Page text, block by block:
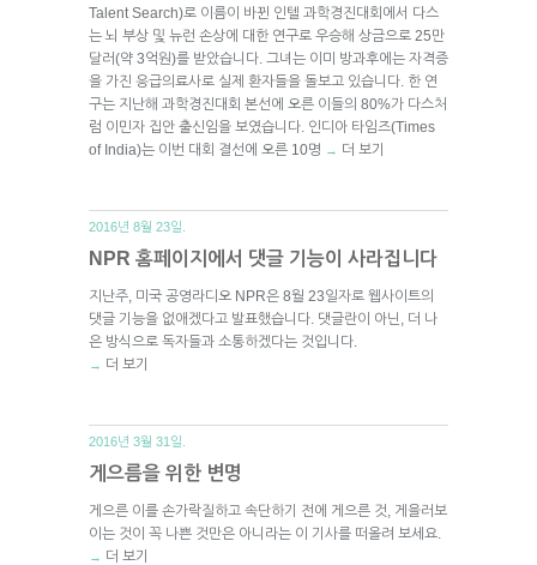
Talent Search)로 이름이 바뀐 인텔 과학경진대회에서 다스
는 뇌 부상 및 뉴런 손상에 대한 연구로 우승해 상금으로 25만
달러(약 3억원)를 받았습니다. 그녀는 이미 방과후에는 자격증
을 가진 응급의료사로 실제 환자들을 돌보고 있습니다. 한 연
구는 지난해 과학경진대회 본선에 오른 이들의 80%가 다스처
럼 이민자 집안 출신임을 보였습니다. 인디아 타임즈(Times
of India)는 이번 대회 결선에 오른 10명 → 더 보기
2016년 8월 23일.
NPR 홈페이지에서 댓글 기능이 사라집니다
지난주, 미국 공영라디오 NPR은 8월 23일자로 웹사이트의
댓글 기능을 없애겠다고 발표했습니다. 댓글란이 아닌, 더 나
은 방식으로 독자들과 소통하겠다는 것입니다.
→ 더 보기
2016년 3월 31일.
게으름을 위한 변명
게으른 이를 손가락질하고 속단하기 전에 게으른 것, 게을러보
이는 것이 꼭 나쁜 것만은 아니라는 이 기사를 떠올려 보세요.
→ 더 보기